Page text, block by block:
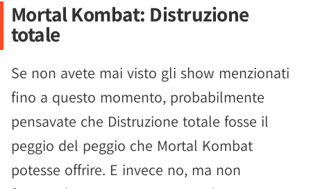
Mortal Kombat: Distruzione
totale
Se non avete mai visto gli show menzionati
fino a questo momento, probabilmente
pensavate che Distruzione totale fosse il
peggio del peggio che Mortal Kombat
potesse offrire. E invece no, ma non